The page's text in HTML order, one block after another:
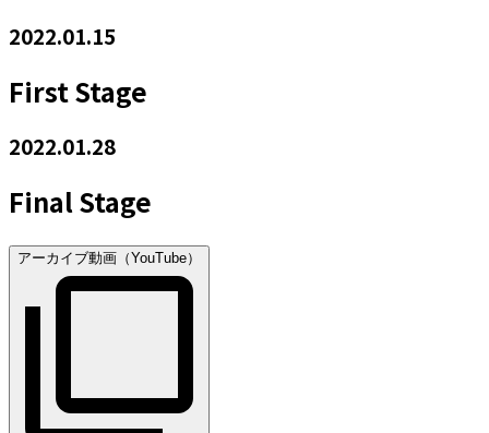
2022.01.15
First Stage
2022.01.28
Final Stage
アーカイブ動画（YouTube）